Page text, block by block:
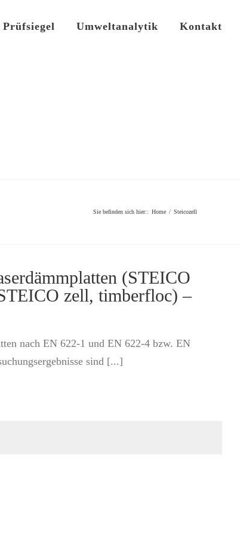
Umweltanalytik Kontakt
Sie befinden sich hier:: Home / Steicozell
(STEICO
zell, timberfloc) –
nach EN 622-1 und EN 622-4 bzw. EN
sind [...]